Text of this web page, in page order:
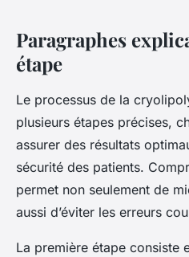
Paragraphes
étape
Le processus de la
plusieurs étapes précises,
assurer des résultats
sécurité des patients.
permet non seulement de
aussi d’éviter les erreurs
La première étape consiste